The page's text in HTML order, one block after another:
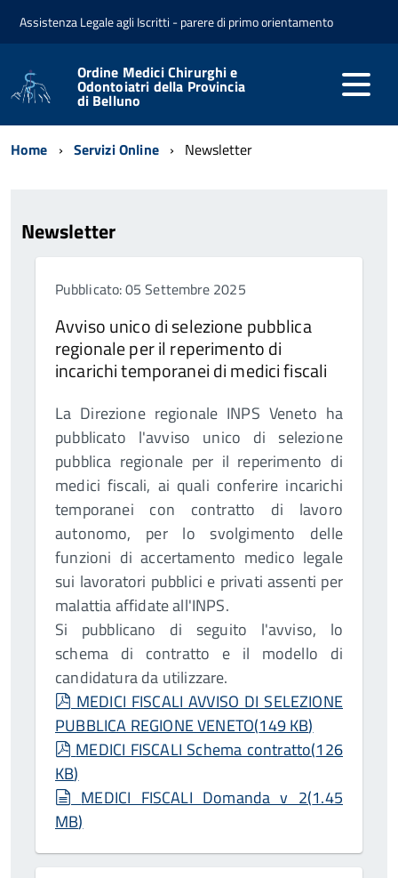
Assistenza Legale agli Iscritti - parere di primo orientamento
Ordine Medici Chirurghi e
Odontoiatri della Provincia
di Belluno
Home Servizi Online Newsletter
Newsletter
Pubblicato: 05 Settembre 2025
Avviso unico di selezione pubblica
regionale per il reperimento di
incarichi temporanei di medici fiscali
La Direzione regionale INPS Veneto ha
pubblicato l'avviso unico di selezione
pubblica regionale per il reperimento di
medici fiscali, ai quali conferire incarichi
temporanei con contratto di lavoro
autonomo, per lo svolgimento delle
funzioni di accertamento medico legale
sui lavoratori pubblici e privati assenti per
malattia affidate all'INPS.
Si pubblicano di seguito l'avviso, lo
schema di contratto e il modello di
candidatura da utilizzare.
pdf
MEDICI FISCALI AVVISO DI SELEZIONE
PUBBLICA REGIONE VENETO(149 KB)
pdf
MEDICI FISCALI Schema contratto(126
KB)
document
MEDICI FISCALI Domanda v 2(1.45
MB)